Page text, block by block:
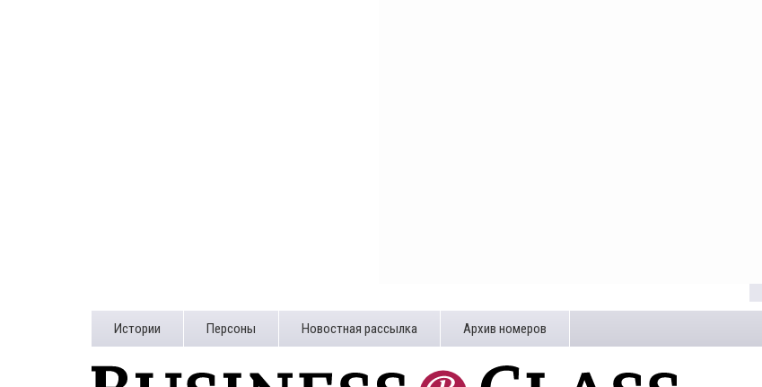
Истории Персоны Новостная рассылка Архив номеров